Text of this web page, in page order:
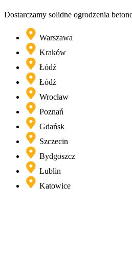
Dostarczamy solidne ogrodzenia
Warszawa
Kraków
Łódź
Łódź
Wrocław
Poznań
Gdańsk
Szczecin
Bydgoszcz
Lublin
Katowice